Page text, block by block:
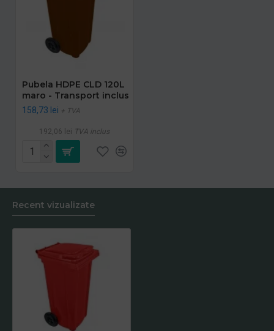
Pubela HDPE CLD 120L
maro - Transport inclus
158,73 lei + TVA
192,06 lei TVA inclus
Recent vizualizate